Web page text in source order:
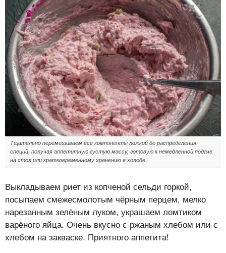
Тщательно перемешиваем все компоненты ложкой до распределения
специй, получая аппетитную густую массу, готовую к немедленной подаче
на стол или кратковременному хранению в холоде.
Выкладываем риет из копченой сельди горкой,
посыпаем смежесмолотым чёрным перцем, мелко
нарезанным зелёным луком, украшаем ломтиком
варёного яйца. Очень вкусно с ржаным хлебом или с
хлебом на закваске. Приятного аппетита!